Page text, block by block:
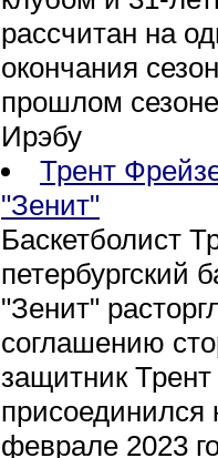
рассчитан на
окончания
прошлом
Ирэбу
Трент
"Зенит"
Баскетболист
петербургский
"Зенит"
соглашению
защитник
присоединился
феврале 2023